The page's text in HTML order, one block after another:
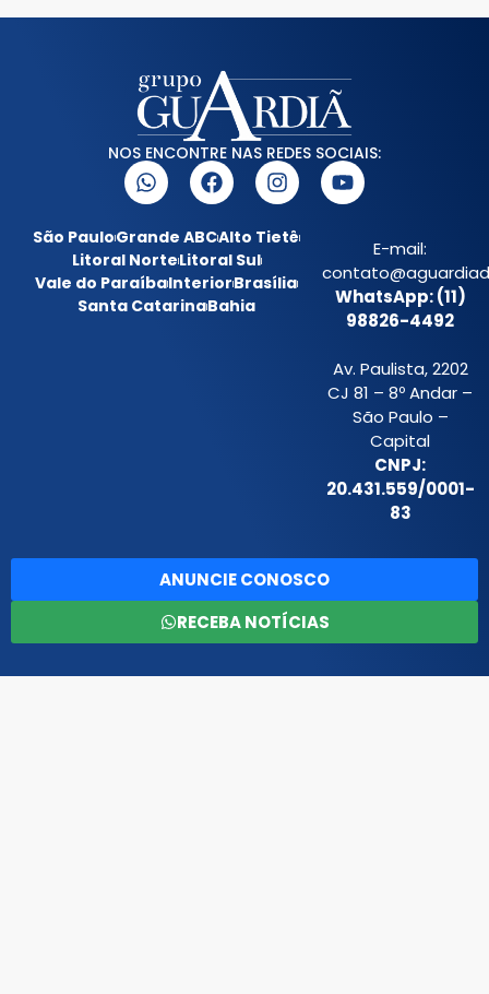
NOS ENCONTRE NAS REDES SOCIAIS:
São PauloGrande ABCAlto Tietê
Litoral NorteLitoral Sul
Vale do ParaíbaInteriorBrasília
Santa CatarinaBahia
E-mail:
WhatsApp: (11)
98826-4492
Av. Paulista, 2202
CJ 81 – 8º Andar –
São Paulo –
Capital
CNPJ:
20.431.559/0001-
83
ANUNCIE CONOSCO
RECEBA NOTÍCIAS